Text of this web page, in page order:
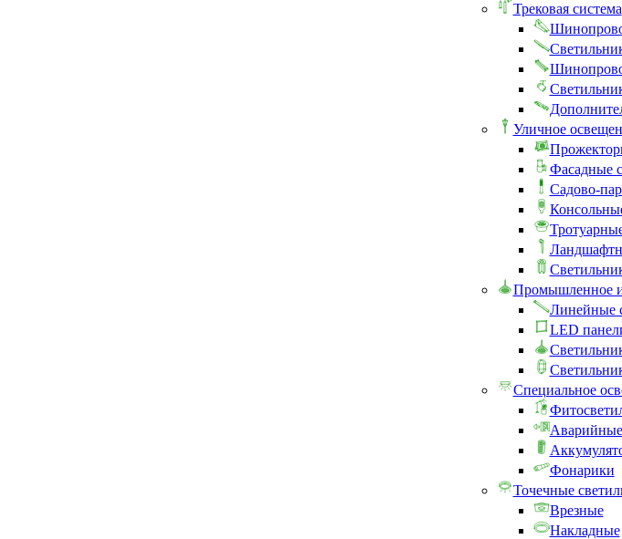
Трековая система
Уличное
Фасадные
Садово-
Промышленное
Линейные
LED
Специальное
Фонарики
Точечные
Врезные
Накладные